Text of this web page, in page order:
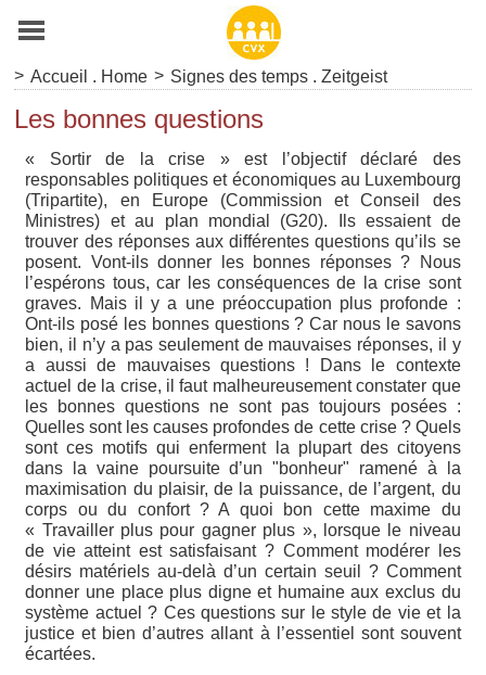
> Accueil . Home > Signes des temps . Zeitgeist
Les bonnes questions
« Sortir de la crise » est l’objectif déclaré des
responsables politiques et économiques au Luxembourg
(Tripartite), en Europe (Commission et Conseil des
Ministres) et au plan mondial (G20). Ils essaient de
trouver des réponses aux différentes questions qu’ils se
posent. Vont-ils donner les bonnes réponses ? Nous
l’espérons tous, car les conséquences de la crise sont
graves. Mais il y a une préoccupation plus profonde :
Ont-ils posé les bonnes questions ? Car nous le savons
bien, il n’y a pas seulement de mauvaises réponses, il y
a aussi de mauvaises questions ! Dans le contexte
actuel de la crise, il faut malheureusement constater que
les bonnes questions ne sont pas toujours posées :
Quelles sont les causes profondes de cette crise ? Quels
sont ces motifs qui enferment la plupart des citoyens
dans la vaine poursuite d’un "bonheur" ramené à la
maximisation du plaisir, de la puissance, de l’argent, du
corps ou du confort ? A quoi bon cette maxime du
« Travailler plus pour gagner plus », lorsque le niveau
de vie atteint est satisfaisant ? Comment modérer les
désirs matériels au-delà d’un certain seuil ? Comment
donner une place plus digne et humaine aux exclus du
système actuel ? Ces questions sur le style de vie et la
justice et bien d’autres allant à l’essentiel sont souvent
écartées.